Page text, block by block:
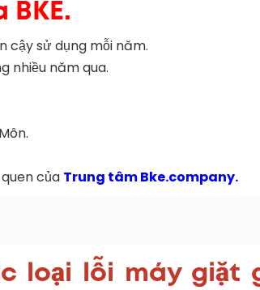
cậy sử dụng mỗi năm.
nhiều năm qua.
của Trung tâm Bke.company.
loại lỗi máy giặt